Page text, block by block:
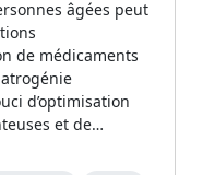
âgées peut
de médicaments
d’optimisation
et de…